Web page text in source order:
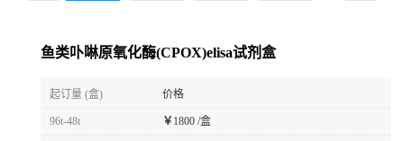
鱼类卟啉原氧化酶(CPOX)elisa试剂盒
起订量 (盒) 价格
96t-48t ￥ 1800 /盒